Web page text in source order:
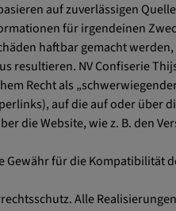
auf zuverlässigen
für irgendeinen
haftbar gemacht
resultieren. NV Confiserie
Recht als
auf die auf oder
die Website, wie z. B. den
Gewähr für die Kompatibilität
Alle